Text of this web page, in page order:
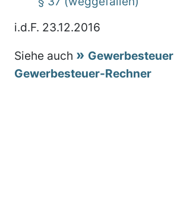
i.d.F. 23.12.2016
Siehe auch
Gewerbesteuer
Gewerbesteuer-Rechner